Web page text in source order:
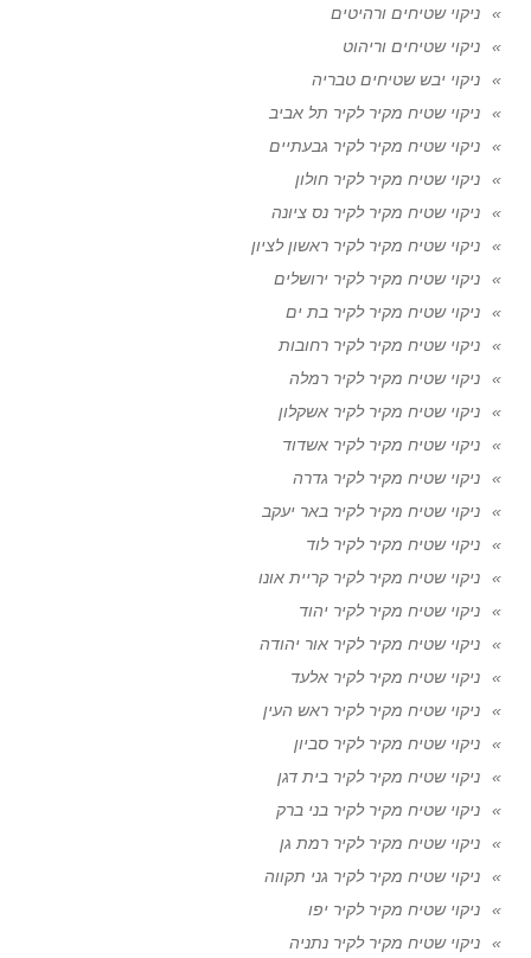
ניקוי שטיחים ורהיטים
ניקוי שטיחים וריהוט
ניקוי יבש שטיחים טבריה
ניקוי שטיח מקיר לקיר תל אביב
ניקוי שטיח מקיר לקיר גבעתיים
ניקוי שטיח מקיר לקיר חולון
ניקוי שטיח מקיר לקיר נס ציונה
ניקוי שטיח מקיר לקיר ראשון לציון
ניקוי שטיח מקיר לקיר ירושלים
ניקוי שטיח מקיר לקיר בת ים
ניקוי שטיח מקיר לקיר רחובות
ניקוי שטיח מקיר לקיר רמלה
ניקוי שטיח מקיר לקיר אשקלון
ניקוי שטיח מקיר לקיר אשדוד
ניקוי שטיח מקיר לקיר גדרה
ניקוי שטיח מקיר לקיר באר יעקב
ניקוי שטיח מקיר לקיר לוד
ניקוי שטיח מקיר לקיר קריית אונו
ניקוי שטיח מקיר לקיר יהוד
ניקוי שטיח מקיר לקיר אור יהודה
ניקוי שטיח מקיר לקיר אלעד
ניקוי שטיח מקיר לקיר ראש העין
ניקוי שטיח מקיר לקיר סביון
ניקוי שטיח מקיר לקיר בית דגן
ניקוי שטיח מקיר לקיר בני ברק
ניקוי שטיח מקיר לקיר רמת גן
ניקוי שטיח מקיר לקיר גני תקווה
ניקוי שטיח מקיר לקיר יפו
ניקוי שטיח מקיר לקיר נתניה